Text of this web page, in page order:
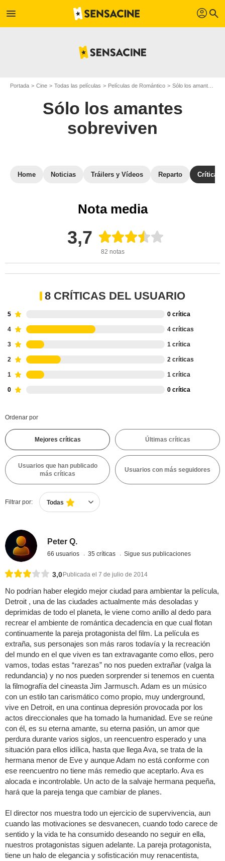
menu profil search
Portada Cine Todas las películas Películas de Romántico Sólo los amantes sobreviven
Sólo los amantes
sobreviven
Home Noticias Tráilers y Vídeos Reparto Críticas
Nota media
3,7
82 notas
8 CRÍTICAS DEL USUARIO
5 0 crítica
4 4 críticas
3 1 crítica
2 2 críticas
1 1 crítica
0 0 crítica
Ordenar por
Mejores críticas Últimas críticas
Usuarios que han publicado
más críticas
Usuarios con más seguidores
Filtrar por: Todas
Peter Q.
66 usuarios 35 críticas Sigue sus publicaciones
3,0 Publicada el 7 de julio de 2014
No podrían haber elegido mejor ciudad para ambientar la película,
Detroit , una de las ciudades actualmente más desoladas y
deprimidas de todo el planeta, le viene como anillo al dedo para
recrear el ambiente de romántica decadencia en que cual flotan
continuamente la pareja protagonista del film. La película es
extraña, sus personajes son más raros todavía y la recreación
del mundo en el que viven es tan extravagante como ellos, pero
vamos, todas estas “rarezas” no nos pueden extrañar (valga la
redundancia) y no nos pueden sorprender si tenemos en cuenta
la filmografía del cineasta Jim Jarmusch. Adam es un músico
con un estilo tan carismático como propio, muy underground,
vive en Detroit, en una continua depresión provocada por los
actos direccionales que ha tomado la humanidad. Eve se reúne
con él, es su eterna amante, su eterna pasión, un amor que
perdura durante varios siglos, un reencuentro esperado y una
situación para ellos idílica, hasta que llega Ava, se trata de la
hermana menor de Eve y aunque Adam no está conforme con
ese reencuentro no tiene más remedio que aceptarlo. Ava es
alocada e incontrolable. Un acto de la salvaje hermana pequeña,
hará que la pareja tenga que cambiar de planes.
El director nos muestra todo un ejercicio de supervivencia, aun
cuando las motivaciones se desvanecen, cuando todo carece de
sentido y la vida te ha consumido deseando no seguir en ella,
nuestros protagonistas siguen adelante. La pareja protagonista,
tiene un halo de elegancia y sofisticación muy renacentista,